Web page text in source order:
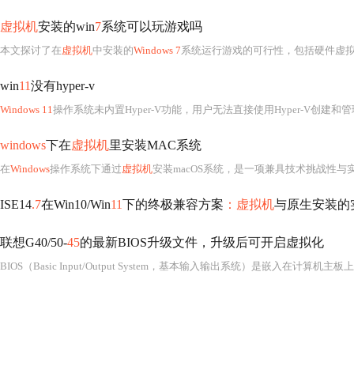
虚拟机安装的win7系统可以玩游戏吗
本文探讨了在虚拟机中安装的Windows 7系统运行游戏的可行性，包括硬件虚拟化支持、图形加速能力、系统资源
win11没有hyper-v
Windows 11操作系统未内置Hyper-V功能，用户无法直接使用Hyper-V创建和管
windows下在虚拟机里安装MAC系统
在Windows操作系统下通过虚拟机安装macOS系统，是一项兼具技术挑战性与实用价值的关键技能，尤其
ISE14.7在Win10/Win11下的终极兼容方案 ：虚拟机与原生安装的
联想G40/50-45的最新BIOS升级文件，升级后可开启虚拟化